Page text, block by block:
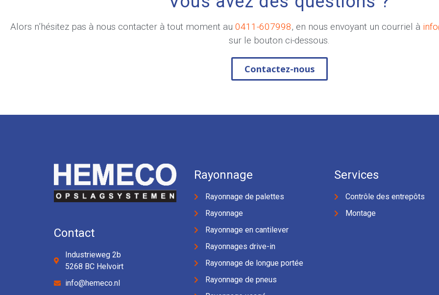
Alors n’hésitez pas à nous contacter à tout moment au 0411-607998, en nous envoyant un courriel à
sur le bouton ci-dessous.
Contactez-nous
Contact
Industrieweg 2b
5268 BC Helvoirt
info@hemeco.nl
Rayonnage
Rayonnage de palettes
Rayonnage
Rayonnage en cantilever
Rayonnages drive-in
Rayonnage de longue portée
Rayonnage de pneus
Services
Contrôle des entrepôts
Montage